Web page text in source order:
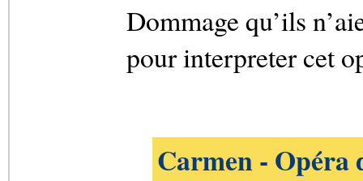
Dommage qu’ils
pour interpreter cet
Carmen - Opéra